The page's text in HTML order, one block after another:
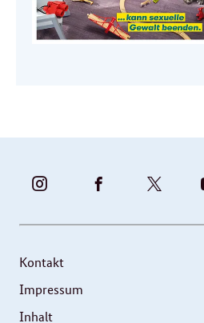
INSTAGRAM
VIDEOS
FACEBOOK
|
Kontakt
Impressum
Inhalt